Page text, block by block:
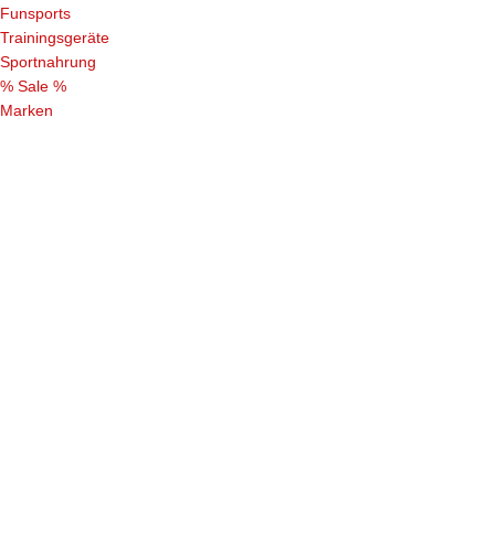
Funsports
Trainingsgeräte
Sportnahrung
% Sale %
Marken